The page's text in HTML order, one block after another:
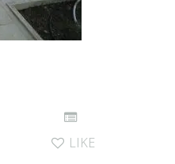
LIKE